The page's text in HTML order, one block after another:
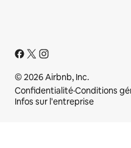
© 2026 Airbnb, Inc.
Confidentialité·Conditions
Infos sur l'entreprise